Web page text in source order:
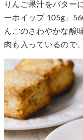
りんご果汁をバター
ーホイップ 105g」
んごのさわやかな酸
肉も入っているので